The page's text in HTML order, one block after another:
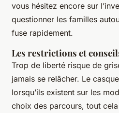
vous hésitez encore sur
questionner les familles
fuse rapidement.
Les restrictions et
Trop de liberté risque de
jamais se relâcher. Le
lorsqu’ils existent sur les
choix des parcours, tout